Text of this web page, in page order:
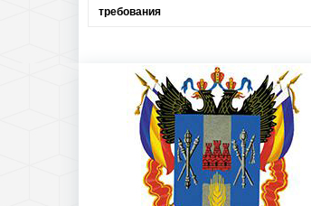
требования